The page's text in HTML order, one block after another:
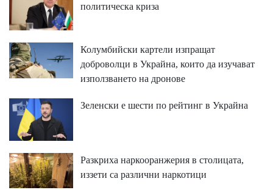
политическа криза
Колумбийски картели изпращат
доброволци в Украйна, които да изучават
използването на дронове
Зеленски е шести по рейтинг в Украйна
Разкриха наркооранжерия в столицата,
иззети са различни наркотици